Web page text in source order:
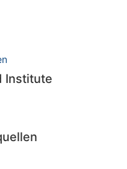
Institute